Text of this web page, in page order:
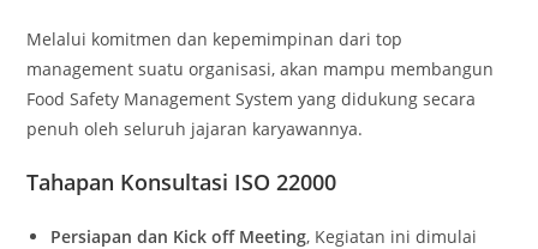
Melalui komitmen dan kepemimpinan dari top
management suatu organisasi, akan mampu membangun
Food Safety Management System yang didukung secara
penuh oleh seluruh jajaran karyawannya.
Tahapan Konsultasi ISO 22000
Persiapan dan Kick off Meeting, Kegiatan ini dimulai